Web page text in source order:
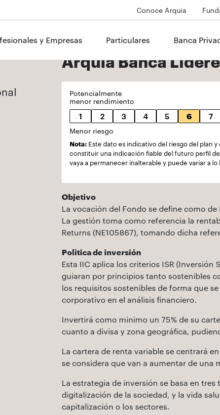
Conoce Arquia
y Empresas Particulares Banca
Arquia Banca
Potencialmente
menor rendimiento
1 2 3 4 5 6 7
Menor riesgo
Nota: Este dato es indicativo del riesgo del plan
constituir una indicación fiable del futuro perfil
vaya a permanecer inalterable y puede variar a
Objetivo
La vocación del Fondo se define como
La gestión toma como referencia la
Returns (NE105867), tomando dicha
Politica de inversión
Esta IIC aplica los criterios ISR (Inversión
guiaran por principios tanto sostenibles
los requisitos sostenibles de forma que
corporativo en el análisis financiero.
Invertirá como minimo un 75% de su
cuanto a divisa y zona geográfica,
La cartera de renta variable se centrará
se considera que van a aumentar de una
La estrategia de inversión se basa en
digitalización de la sociedad, y la vida
capitalización o los sectores.